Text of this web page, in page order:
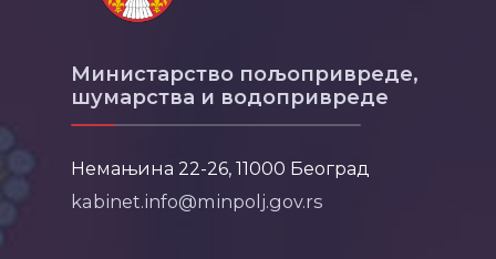
Министарство пољопривреде,
шумарства и водопривреде
Немањина 22-26, 11000 Београд
kabinet.info@minpolj.gov.rs